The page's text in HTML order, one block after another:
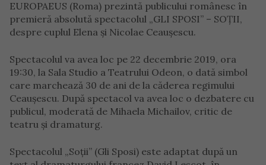
EUROPAEUS (Roma) prezintă publicului românesc în
premieră absolută spectacolul „GLI SPOSI” – SOŢII,
despre cuplul Elena şi Nicolae Ceauşescu.
Spectacolul va avea loc pe 22 decembrie 2019, ora
19:30, la Sala Studio a Teatrului Odeon, o dată simbol
care marchează 30 de ani de la căderea regimului
Ceauşescu. După spectacol va avea loc o dezbatere cu
publicul, moderată de Mihaela Michailov, critic de
teatru şi dramaturg.
Spectacolul „Soții” (Gli Sposi) este adaptat după un